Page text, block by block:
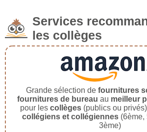
Services
les collèges
Grande sélection de fournitures
fournitures de bureau au meilleur
pour les collèges (publics ou
collégiens et collégiennes(6ème,
3ème)